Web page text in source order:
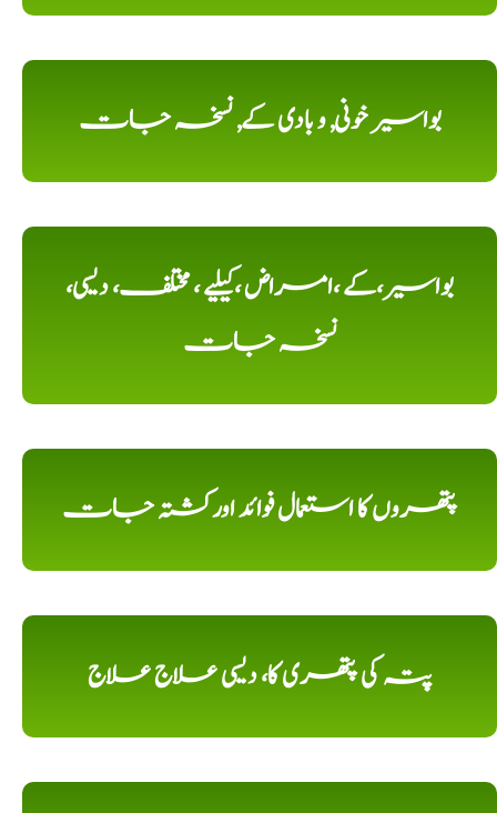
بواسیر خونی, و بادی کے, نسخہ جات
بواسیر،کے ،امراض ،کیلیے ، مختلف، دیسی،
نسخہ جات
پتھروں کا استعمال فوائد اورکشتہ جات
پتہ کی پتھری کا، دیسی علاج علاج